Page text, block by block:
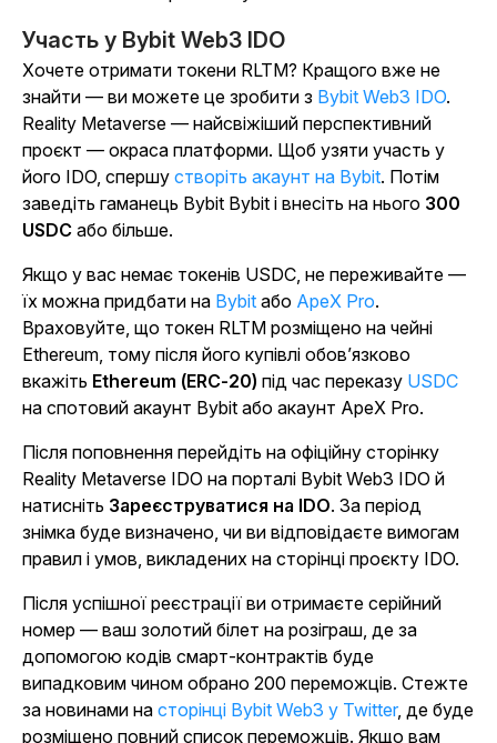
Участь у Bybit Web3 IDO
Хочете отримати токени RLTM? Кращого вже не
знайти — ви можете це зробити з Bybit Web3 IDO.
Reality Metaverse — найсвіжіший перспективний
проєкт — окраса платформи. Щоб узяти участь у
його IDO, спершу створіть акаунт на Bybit. Потім
заведіть гаманець Bybit Bybit і внесіть на нього 300
USDC або більше.
Якщо у вас немає токенів USDC, не переживайте —
їх можна придбати на Bybit або ApeX Pro.
Враховуйте, що токен RLTM розміщено на чейні
Ethereum, тому після його купівлі обов’язково
вкажіть Ethereum (ERC-20) під час переказу USDC
на спотовий акаунт Bybit або акаунт ApeX Pro.
Після поповнення перейдіть на офіційну сторінку
Reality Metaverse IDO на порталі Bybit Web3 IDO й
натисніть Зареєструватися на IDO. За період
знімка буде визначено, чи ви відповідаєте вимогам
правил і умов, викладених на сторінці проєкту IDO.
Після успішної реєстрації ви отримаєте серійний
номер — ваш золотий білет на розіграш, де за
допомогою кодів смарт-контрактів буде
випадковим чином обрано 200 переможців. Стежте
за новинами на сторінці Bybit Web3 у Twitter, де буде
розміщено повний список переможців. Якщо вам